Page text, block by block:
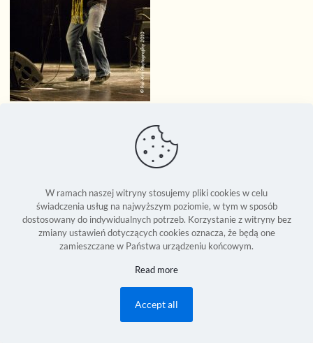
Seweryn Reszka © 1994-2026 | Copyright Reserved World Wide |
W ramach naszej witryny stosujemy pliki cookies w celu
świadczenia usług na najwyższym poziomie, w tym w sposób
dostosowany do indywidualnych potrzeb. Korzystanie z witryny bez
zmiany ustawień dotyczących cookies oznacza, że będą one
zamieszczane w Państwa urządzeniu końcowym.
Read more
Accept all